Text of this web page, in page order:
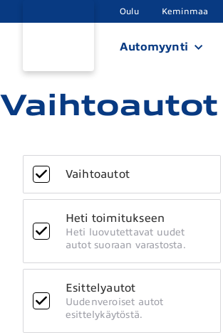
Oulu Keminmaa
Automyynti
Vaihtoautot
Vaihtoautot
Heti toimitukseen
Heti luovutettavat uudet
autot suoraan varastosta.
Esittelyautot
Uudenveroiset autot
esittelykäytöstä.